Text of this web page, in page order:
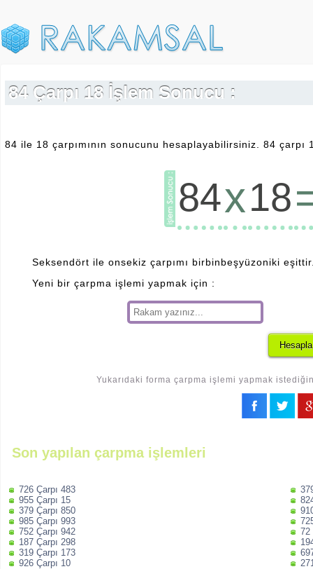
84 Çarpı 18 İşlem Sonucu :
84 ile 18 çarpımının sonucunu hesaplayabilirsiniz. 84
84x18
Seksendört ile onsekiz çarpımı birbinbeşyüzoniki
Yeni bir çarpma işlemi yapmak için :
Yukarıdaki forma çarpma işlemi yapmak
Son yapılan çarpma işlemleri
726 Çarpı 483
955 Çarpı 15
379 Çarpı 850
985 Çarpı 993
752 Çarpı 942
187 Çarpı 298
319 Çarpı 173
926 Çarpı 10
72